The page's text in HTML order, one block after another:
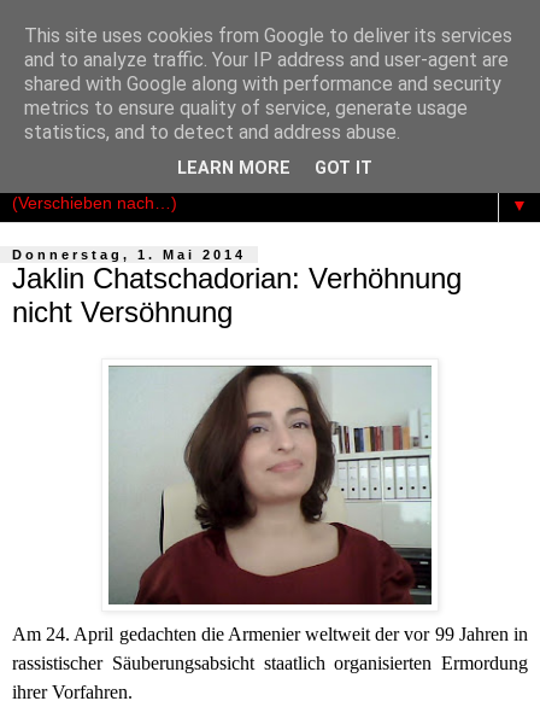
Der Kosmopolit
Das publizistische Netzwerk für Freiheit - Demokratie -
Rechtsstaatlichkeit
▼
Donnerstag, 1. Mai 2014
Jaklin Chatschadorian: Verhöhnung
nicht Versöhnung
Am 24. April gedachten die Armenier weltweit der vor 99 Jahren in
rassistischer Säuberungsabsicht staatlich organisierten Ermordung
ihrer Vorfahren.
This site uses cookies from Google to deliver its services
and to analyze traffic. Your IP address and user-agent are
shared with Google along with performance and security
metrics to ensure quality of service, generate usage
statistics, and to detect and address abuse.
LEARN MORE GOT IT